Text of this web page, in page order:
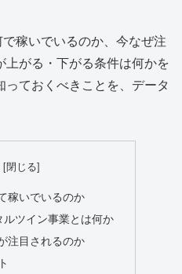
稼いでいるのか、今なぜ注
がる・下がる条件は何かを
ておくべきことを、データ
稼いでいるのか
ツイン事業とは何か
注目されるのか